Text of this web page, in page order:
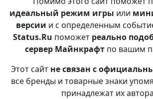
идеальный режим игры или
версии и с определенным
Status.Ru поможет реально
сервер Майнкрафт по вашим
Этот сайт не связан с
все бренды и товарные знаки
принадлежат их